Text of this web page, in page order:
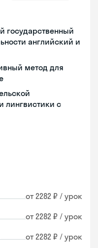
государственный
английский и
метод для
лингвистики с
от 2282 ₽ / урок
от 2282 ₽ / урок
от 2282 ₽ / урок